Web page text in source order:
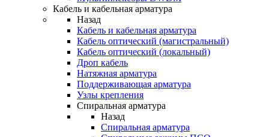
Кабель и кабельная арматура
Назад
Кабель и кабельная арматура
Кабель оптический (магистральный)
Кабель оптический (локальный)
Дроп кабель
Натяжная арматура
Поддерживающая арматура
Узлы крепления
Спиральная арматура
Назад
Спиральная арматура